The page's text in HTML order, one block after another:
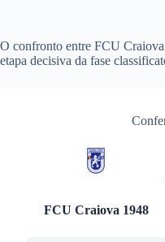
O confronto entre FCU
etapa decisiva da fase
FCU Craiova 1948